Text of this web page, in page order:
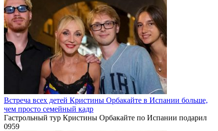
Встреча всех детей Кристины Орбакайте в Испании больше,
чем просто семейный кадр
Гастрольный тур Кристины Орбакайте по Испании подарил
0959